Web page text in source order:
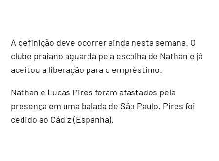
A definição deve ocorrer ainda nesta semana. O
clube praiano aguarda pela escolha de Nathan e já
aceitou a liberação para o empréstimo.
Nathan e Lucas Pires foram afastados pela
presença em uma balada de São Paulo. Pires foi
cedido ao Cádiz (Espanha).